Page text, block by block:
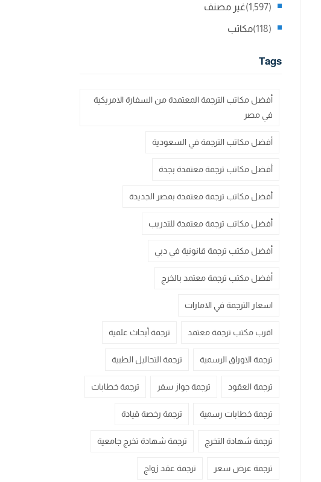
غير مصنف (1,597)
مكاتب (118)
Tags
أفضل مكاتب الترجمة المعتمدة من السفارة الامريكية
في مصر
أفضل مكاتب الترجمة في السعودية
أفضل مكاتب ترجمة معتمدة بجدة
أفضل مكاتب ترجمة معتمدة بمصر الجديدة
أفضل مكاتب ترجمة معتمدة للتدريب
أفضل مكتب ترجمة قانونية في دبي
أفضل مكتب ترجمة معتمد بالخرج
اسعار الترجمة في الامارات
اقرب مكتب ترجمة معتمد ترجمة أبحاث علمية
ترجمة الاوراق الرسمية ترجمة التحاليل الطبية
ترجمة العقود ترجمة جواز سفر ترجمة خطابات
ترجمة خطابات رسمية ترجمة رخصة قيادة
ترجمة شهادة التخرج ترجمة شهادة تخرج جامعية
ترجمة عرض سعر ترجمة عقد زواج